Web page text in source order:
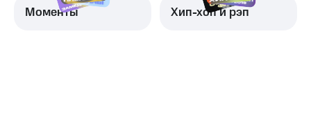
Моменты Хип-хоп и рэп